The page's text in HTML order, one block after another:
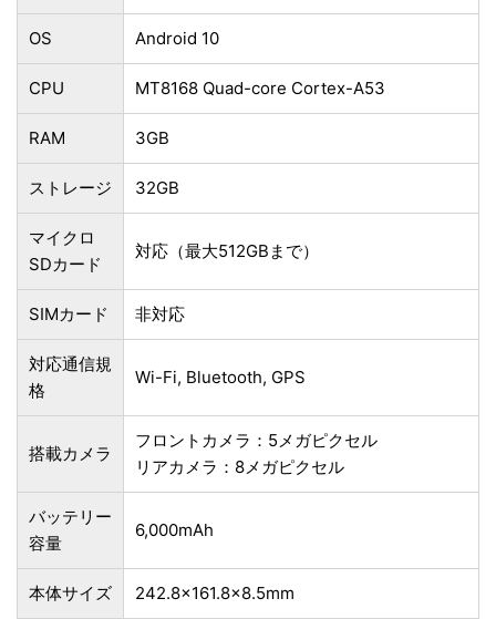
OS Android 10
CPU MT8168 Quad-core Cortex-A53
RAM 3GB
ストレージ 32GB
マイクロ
SDカード
対応（最大512GBまで）
SIMカード 非対応
対応通信規
格
Wi-Fi, Bluetooth, GPS
搭載カメラ
フロントカメラ：5メガピクセル
リアカメラ：8メガピクセル
バッテリー
容量
6,000mAh
本体サイズ 242.8×161.8×8.5mm